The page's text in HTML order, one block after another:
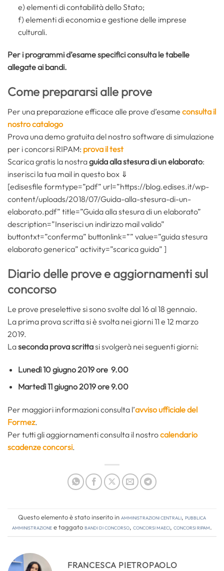
e) elementi di contabilità dello Stato;
f) elementi di economia e gestione delle imprese
culturali.
Per i programmi d’esame specifici consulta le tabelle
allegate ai bandi.
Come prepararsi alle prove
Per una preparazione efficace alle prove d’esame consulta il
nostro catalogo
Prova una demo gratuita del nostro software di simulazione
per i concorsi RIPAM: prova il test
Scarica gratis la nostraguida alla stesura di un elaborato:
inserisci la tua mail in questo box ⇓
[edisesfile formtype=”pdf” url=”https://blog.edises.it/wp-
content/uploads/2018/07/Guida-alla-stesura-di-un-
elaborato.pdf” title=”Guida alla stesura di un elaborato”
description=”Inserisci un indirizzo mail valido”
buttontxt=”conferma” buttonlink=”” value=”guida stesura
elaborato generica” activity=”scarica guida” ]
Diario delle prove e aggiornamenti sul
concorso
Le prove preselettive si sono svolte dal 16 al 18 gennaio.
La prima prova scritta si è svolta nei giorni 11 e 12 marzo
2019.
Laseconda prova scrittasi svolgerà nei seguenti giorni:
Lunedì 10 giugno 2019 ore 9.00
Martedì 11 giugno 2019 ore 9.00
Per maggiori informazioni consulta l’avviso ufficiale del
Formez.
Per tutti gli aggiornamenti consulta il nostrocalendario
scadenze concorsi.
Questo elemento è stato inserito inAmministrazioni Centrali, Pubblica
amministrazionee taggatobandi di concorso, concorsi MAECI, Concorsi RIPAM.
FRANCESCA PIETROPAOLO